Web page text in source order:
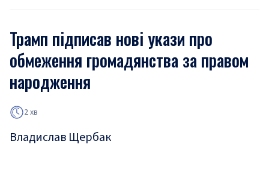
Трамп підписав нові укази про
обмеження громадянства за правом
народження
2 хв
Владислав Щербак